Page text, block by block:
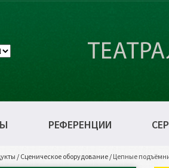
РЕФЕРЕНЦИИ
/ Сценическое оборудование / Цепные